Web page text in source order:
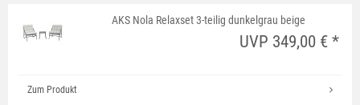
AKS Nola Relaxset 3-teilig dunkelgrau beige
UVP 349,00 € *
Zum Produkt